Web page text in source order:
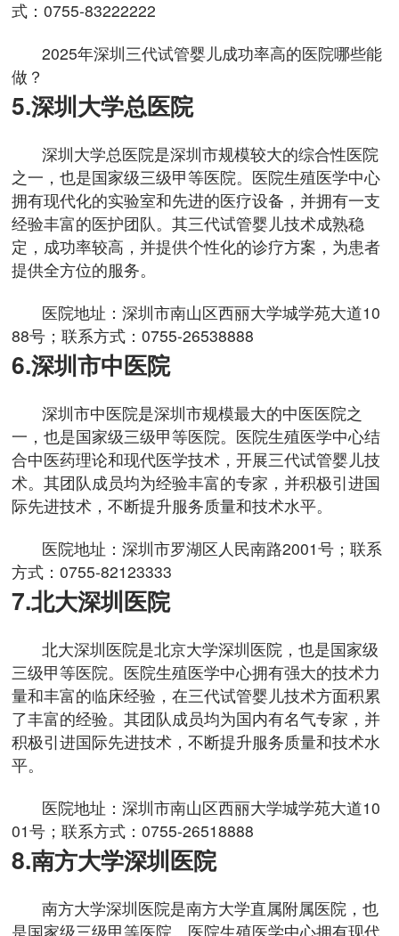
式：0755-83222222
2025年深圳三代试管婴儿成功率高的医院哪些能
做？
5.深圳大学总医院
深圳大学总医院是深圳市规模较大的综合性医院
之一，也是国家级三级甲等医院。医院生殖医学中心
拥有现代化的实验室和先进的医疗设备，并拥有一支
经验丰富的医护团队。其三代试管婴儿技术成熟稳
定，成功率较高，并提供个性化的诊疗方案，为患者
提供全方位的服务。
医院地址：深圳市南山区西丽大学城学苑大道10
88号；联系方式：0755-26538888
6.深圳市中医院
深圳市中医院是深圳市规模最大的中医医院之
一，也是国家级三级甲等医院。医院生殖医学中心结
合中医药理论和现代医学技术，开展三代试管婴儿技
术。其团队成员均为经验丰富的专家，并积极引进国
际先进技术，不断提升服务质量和技术水平。
医院地址：深圳市罗湖区人民南路2001号；联系
方式：0755-82123333
7.北大深圳医院
北大深圳医院是北京大学深圳医院，也是国家级
三级甲等医院。医院生殖医学中心拥有强大的技术力
量和丰富的临床经验，在三代试管婴儿技术方面积累
了丰富的经验。其团队成员均为国内有名气专家，并
积极引进国际先进技术，不断提升服务质量和技术水
平。
医院地址：深圳市南山区西丽大学城学苑大道10
01号；联系方式：0755-26518888
8.南方大学深圳医院
南方大学深圳医院是南方大学直属附属医院，也
是国家级三级甲等医院。医院生殖医学中心拥有现代